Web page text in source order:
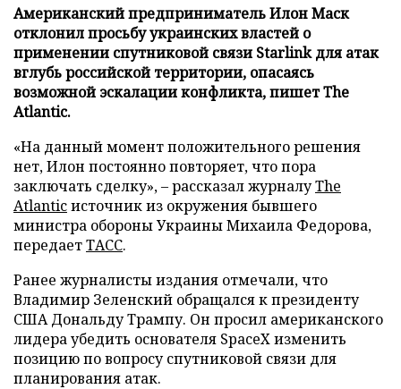
Американский предприниматель Илон Маск
отклонил просьбу украинских властей о
применении спутниковой связи Starlink для атак
вглубь российской территории, опасаясь
возможной эскалации конфликта, пишет The
Atlantic.
«На данный момент положительного решения
нет, Илон постоянно повторяет, что пора
заключать сделку», – рассказал журналуThe
Atlanticисточник из окружения бывшего
министра обороны Украины Михаила Федорова,
передаетТАСС.
Ранее журналисты издания отмечали, что
Владимир Зеленский обращался к президенту
США Дональду Трампу. Он просил американского
лидера убедить основателя SpaceX изменить
позицию по вопросу спутниковой связи для
планирования атак.